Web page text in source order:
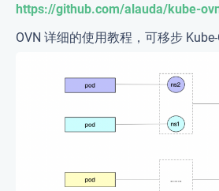
https://github.com/alauda/kube-
OVN 详细的使用教程，可移步 Kube-